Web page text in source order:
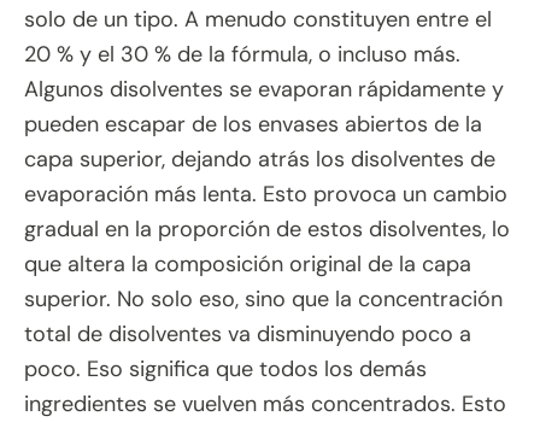
solo de un tipo. A menudo constituyen entre el
20 % y el 30 % de la fórmula, o incluso más.
Algunos disolventes se evaporan rápidamente y
pueden escapar de los envases abiertos de la
capa superior, dejando atrás los disolventes de
evaporación más lenta. Esto provoca un cambio
gradual en la proporción de estos disolventes, lo
que altera la composición original de la capa
superior. No solo eso, sino que la concentración
total de disolventes va disminuyendo poco a
poco. Eso significa que todos los demás
ingredientes se vuelven más concentrados. Esto